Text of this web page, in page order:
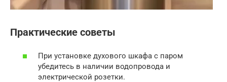
Практические советы
При установке духового шкафа с паром
убедитесь в наличии водопровода и
электрической розетки.